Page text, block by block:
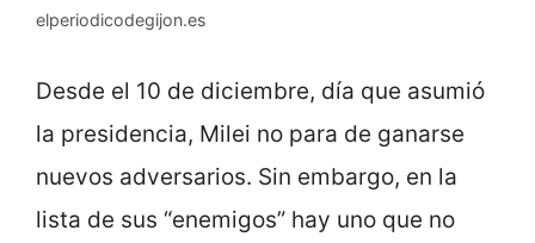
elperiodicodegijon.es
Desde el 10 de diciembre, día que asumió
la presidencia, Milei no para de ganarse
nuevos adversarios. Sin embargo, en la
lista de sus “enemigos” hay uno que no